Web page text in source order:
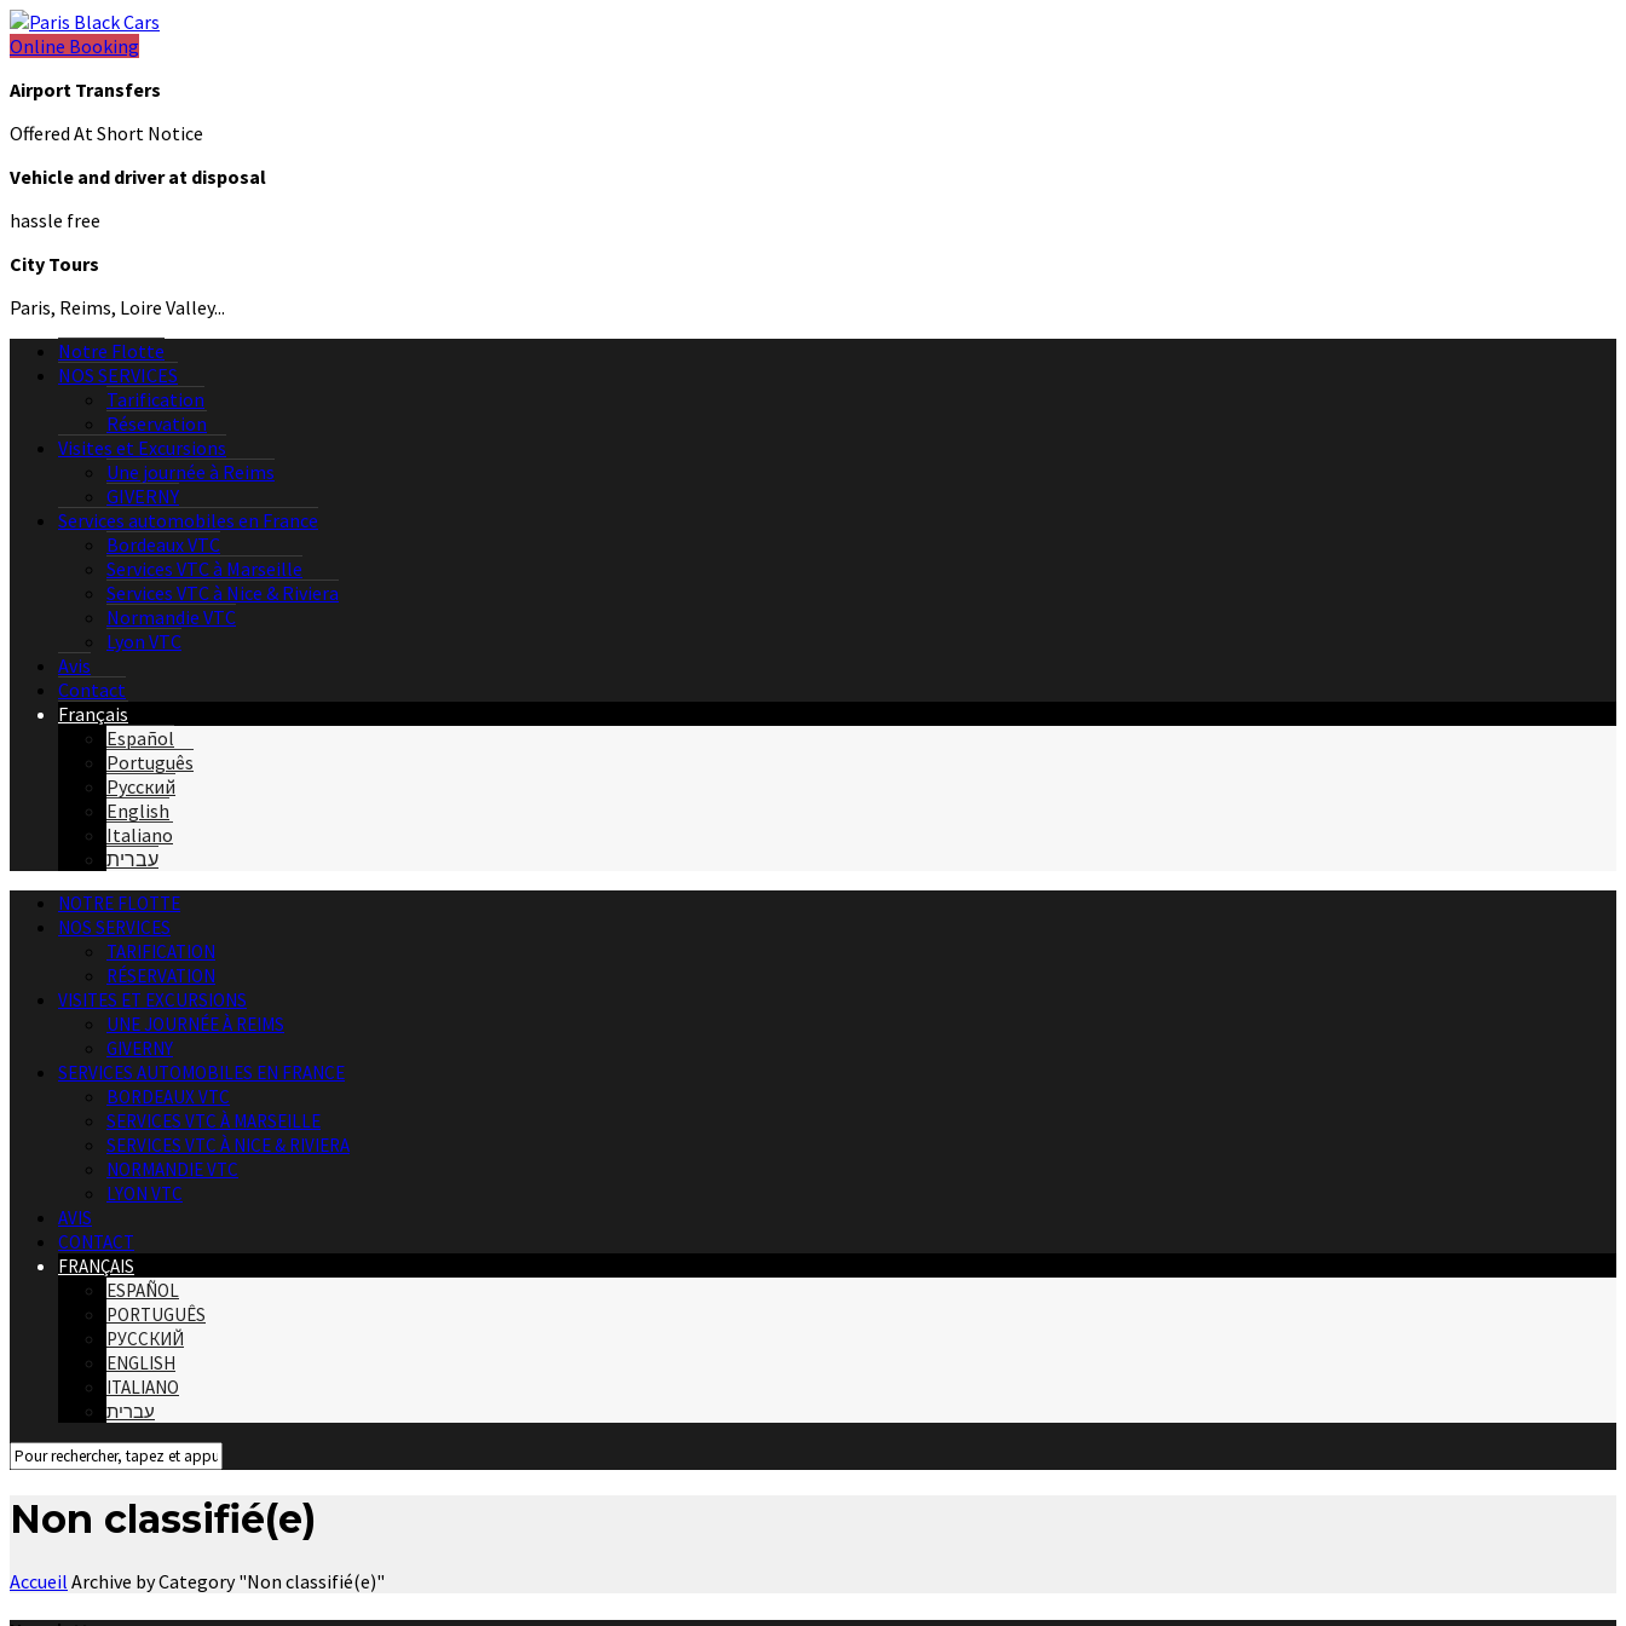
Online Booking
Airport Transfers
Offered At Short Notice
Vehicle and driver at disposal
hassle free
City Tours
Paris, Reims, Loire Valley...
Notre Flotte
NOS SERVICES
Tarification
Réservation
Visites et Excursions
Une journée à Reims
GIVERNY
Services automobiles en France
Bordeaux VTC
Services VTC à Marseille
Services VTC à Nice & Riviera
Normandie VTC
Lyon VTC
Avis
Contact
Français
Español
Português
Русский
English
Italiano
עברית
NOTRE FLOTTE
NOS SERVICES
TARIFICATION
RÉSERVATION
VISITES ET EXCURSIONS
UNE JOURNÉE À REIMS
GIVERNY
SERVICES AUTOMOBILES EN FRANCE
BORDEAUX VTC
SERVICES VTC À MARSEILLE
SERVICES VTC À NICE & RIVIERA
NORMANDIE VTC
LYON VTC
AVIS
CONTACT
FRANÇAIS
ESPAÑOL
PORTUGUÊS
РУССКИЙ
ENGLISH
ITALIANO
עברית
Non classifié(e)
Accueil Archive by Category "Non classifié(e)"